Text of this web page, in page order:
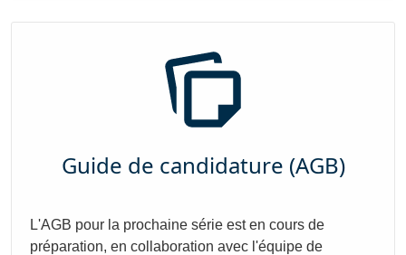
Guide de candidature (AGB)
L'AGB pour la prochaine série est en cours de
préparation, en collaboration avec l'équipe de